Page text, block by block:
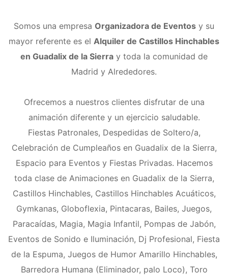
Somos una empresa Organizadora de Eventos y su
mayor referente es el Alquiler de Castillos Hinchables
en Guadalix de la Sierra y toda la comunidad de
Madrid y Alrededores.
Ofrecemos a nuestros clientes disfrutar de una
animación diferente y un ejercicio saludable.
Fiestas Patronales, Despedidas de Soltero/a,
Celebración de Cumpleaños en Guadalix de la Sierra,
Espacio para Eventos y Fiestas Privadas. Hacemos
toda clase de Animaciones en Guadalix de la Sierra,
Castillos Hinchables, Castillos Hinchables Acuáticos,
Gymkanas, Globoflexia, Pintacaras, Bailes, Juegos,
Paracaídas, Magia, Magia Infantil, Pompas de Jabón,
Eventos de Sonido e Iluminación, Dj Profesional, Fiesta
de la Espuma, Juegos de Humor Amarillo Hinchables,
Barredora Humana (Eliminador, palo Loco), Toro